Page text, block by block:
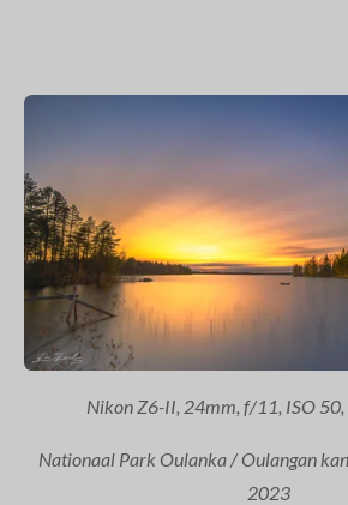
Nikon Z6-II, 24mm, f/11, ISO 50,
Nationaal Park Oulanka / Oulangan
2023